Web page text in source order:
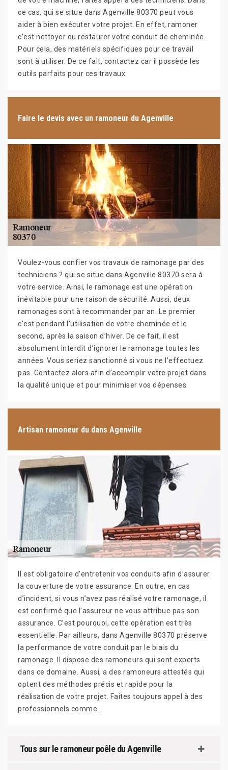
ce cas, qui se situe dans Agenville 80370 peut vous
aider à bien exécuter votre projet. En effet, ramoner
c’est nettoyer ou restaurer votre conduit de cheminée.
Pour cela, des matériels spécifiques pour ce travail
sont à utiliser. De ce fait, contactez car il possède les
outils parfaits pour ces travaux.
Faire le devis avec un ramoneur du Agenville
Voulez-vous confier vos travaux de ramonage par des
techniciens ? qui se situe dans Agenville 80370 sera à
votre service. Ainsi, le ramonage est une opération
inévitable pour une raison de sécurité. Aussi, deux
ramonages sont à recommander par an. Le premier
c’est pendant l’utilisation de votre cheminée et le
second, après la saison d’hiver. De ce fait, il est
absolument interdit d’ignorer le ramonage toutes les
années. Vous seriez sanctionné si vous ne l’effectuez
pas. Contactez alors afin d’accomplir votre projet dans
la qualité unique et pour minimiser vos dépenses.
Artisan ramoneur du dans Agenville
Il est obligatoire d’entretenir vos conduits afin d’assurer
la couverture de votre assurance. En outre, en cas
d’incident, si vous n’avez pas réalisé votre ramonage, il
est confirmé que l’assureur ne vous attribue pas son
assurance. C’est pourquoi, cette opération est très
essentielle. Par ailleurs, dans Agenville 80370 préserve
la performance de votre conduit par le biais du
ramonage. Il dispose des ramoneurs qui sont experts
dans ce domaine. Aussi, a des ramoneurs attestés qui
optent des méthodes précis et rapide pour la
réalisation de votre projet. Faites toujours appel à des
professionnels comme .
Tous sur le ramoneur poêle du Agenville